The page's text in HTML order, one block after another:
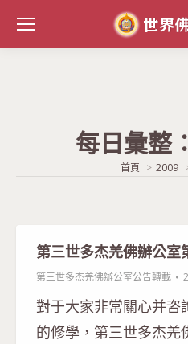
每日彙整：
當前位置:
首頁 2009
第三世多杰羌佛辦公室
第三世多杰羌佛辦公室公告轉載
對于大家非常關心并咨
的修學，第三世多杰羌